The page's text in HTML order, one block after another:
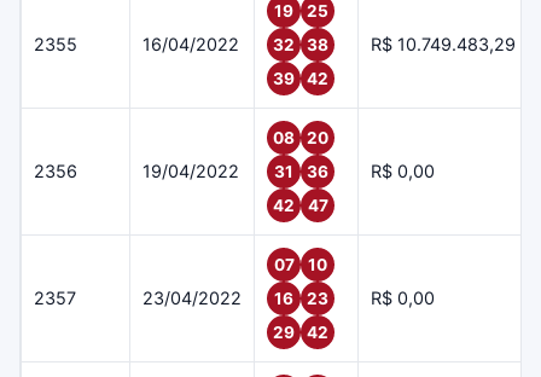
2355 16/04/2022
19
25
32
38
39
42
R$ 10.749.483,29
2356 19/04/2022
08
20
31
36
42
47
R$ 0,00
2357 23/04/2022
07
10
16
23
29
42
R$ 0,00